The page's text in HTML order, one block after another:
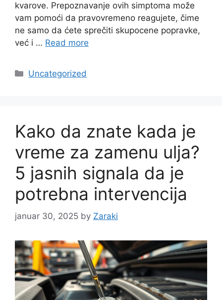
kvarove. Prepoznavanje ovih simptoma može
vam pomoći da pravovremeno reagujete, čime
ne samo da ćete sprečiti skupocene popravke,
već i … Read more
Categories
Uncategorized
Kako da znate kada je
vreme za zamenu ulja?
5 jasnih signala da je
potrebna intervencija
januar 30, 2025 by Zaraki